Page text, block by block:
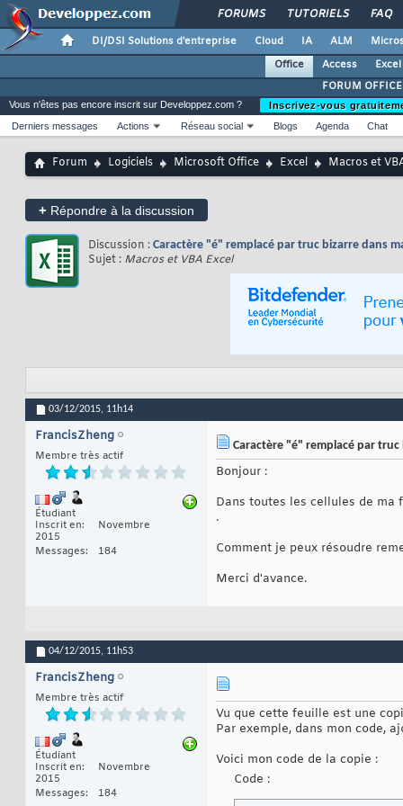
FORUMS TUTORIELS FAQ
DI/DSI Solutions d'entreprise Cloud IA ALM
Office
Access Excel
FORUM OFFICE
Vous n'êtes pas encore inscrit sur Developpez.com ?
Inscrivez-vous
Derniers messages
Actions Réseau social Blogs Agenda Chat
Forum Logiciels Microsoft Office Excel Macros et
+ Répondre à la discussion
Discussion : Caractère "é" remplacé par truc bizarre dans
Sujet : Macros et VBA Excel
03/12/2015, 11h14
FrancisZheng
Membre très actif
Étudiant
Inscrit en
Novembre
2015
Messages
184
Caractère "é" remplacé par
Bonjour :
Dans toutes les cellules de ma
.
Comment je peux résoudre
Merci d'avance.
04/12/2015, 11h53
FrancisZheng
Membre très actif
Étudiant
Inscrit en
Novembre
2015
Messages
184
Vu que cette feuille est une
Par exemple, dans mon code,
Voici mon code de la copie :
Code :